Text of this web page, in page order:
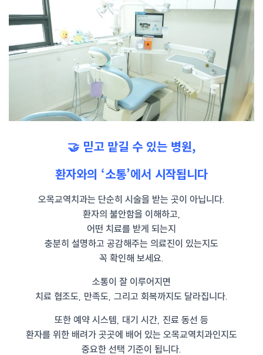
🤝 믿고 맡길 수 있는 병원,
환자와의 ‘소통’에서 시작됩니다
오목교역치과는 단순히 시술을 받는 곳이 아닙니다.
환자의 불안함을 이해하고,
어떤 치료를 받게 되는지
충분히 설명하고 공감해주는 의료진이 있는지도
꼭 확인해 보세요.
소통이 잘 이루어지면
치료 협조도, 만족도, 그리고 회복까지도 달라집니다.
또한 예약 시스템, 대기 시간, 진료 동선 등
환자를 위한 배려가 곳곳에 배어 있는 오목교역치과인지도
중요한 선택 기준이 됩니다.